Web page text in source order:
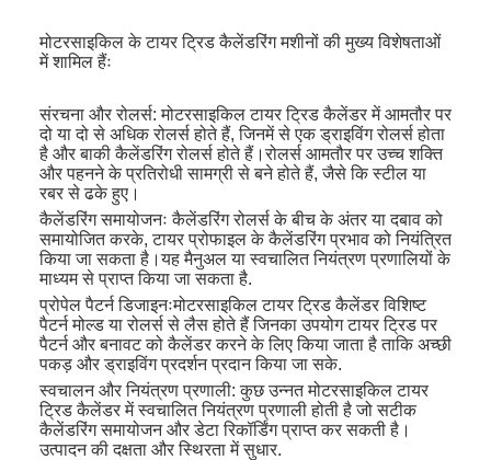
मोटरसाइकिल के टायर ट्रिड कैलेंडरिंग मशीनों की मुख्य विशेषताओं
में शामिल हैंः
संरचना और रोलर्स: मोटरसाइकिल टायर ट्रिड कैलेंडर में आमतौर पर
दो या दो से अधिक रोलर्स होते हैं, जिनमें से एक ड्राइविंग रोलर्स होता
है और बाकी कैलेंडरिंग रोलर्स होते हैं।रोलर्स आमतौर पर उच्च शक्ति
और पहनने के प्रतिरोधी सामग्री से बने होते हैं, जैसे कि स्टील या
रबर से ढके हुए।
कैलेंडरिंग समायोजनः कैलेंडरिंग रोलर्स के बीच के अंतर या दबाव को
समायोजित करके, टायर प्रोफाइल के कैलेंडरिंग प्रभाव को नियंत्रित
किया जा सकता है।यह मैनुअल या स्वचालित नियंत्रण प्रणालियों के
माध्यम से प्राप्त किया जा सकता है.
प्रोपेल पैटर्न डिजाइनःमोटरसाइकिल टायर ट्रिड कैलेंडर विशिष्ट
पैटर्न मोल्ड या रोलर्स से लैस होते हैं जिनका उपयोग टायर ट्रिड पर
पैटर्न और बनावट को कैलेंडर करने के लिए किया जाता है ताकि अच्छी
पकड़ और ड्राइविंग प्रदर्शन प्रदान किया जा सके.
स्वचालन और नियंत्रण प्रणाली: कुछ उन्नत मोटरसाइकिल टायर
ट्रिड कैलेंडर में स्वचालित नियंत्रण प्रणाली होती है जो सटीक
कैलेंडरिंग समायोजन और डेटा रिकॉर्डिंग प्राप्त कर सकती है।
उत्पादन की दक्षता और स्थिरता में सुधार.